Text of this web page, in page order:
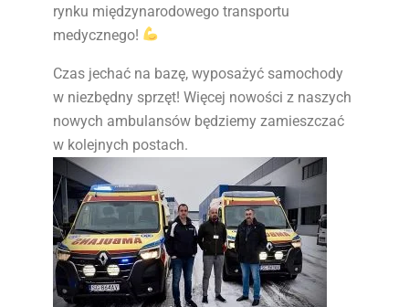
rynku międzynarodowego transportu
medycznego!
Czas jechać na bazę, wyposażyć samochody
w niezbędny sprzęt! Więcej nowości z naszych
nowych ambulansów będziemy zamieszczać
w kolejnych postach.